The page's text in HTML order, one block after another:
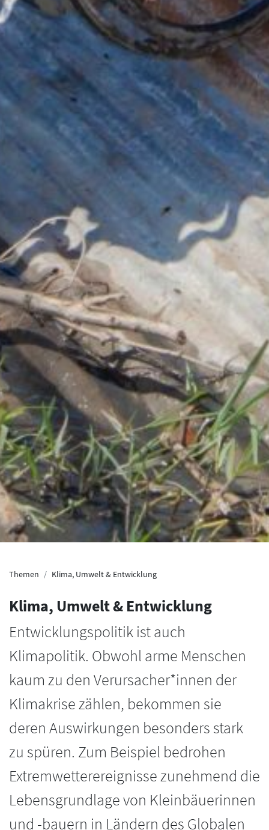
Themen Klima, Umwelt & Entwicklung
Klima, Umwelt & Entwicklung
Entwicklungspolitik ist auch
Klimapolitik. Obwohl arme Menschen
kaum zu den Verursacher*innen der
Klimakrise zählen, bekommen sie
deren Auswirkungen besonders stark
zu spüren. Zum Beispiel bedrohen
Extremwetterereignisse zunehmend die
Lebensgrundlage von Kleinbäuerinnen
und -bauern in Ländern des Globalen